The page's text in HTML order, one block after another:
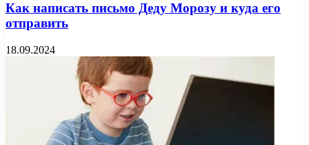
Как написать письмо Деду Морозу и куда его
отправить
18.09.2024